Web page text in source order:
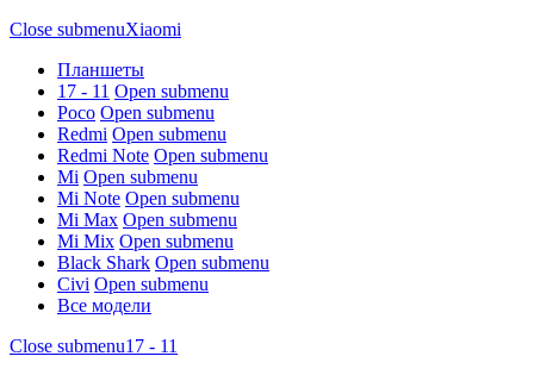
Close submenuXiaomi
Планшеты
17 - 11 Open submenu
Poco Open submenu
Redmi Open submenu
Redmi Note Open submenu
Mi Open submenu
Mi Note Open submenu
Mi Max Open submenu
Mi Mix Open submenu
Black Shark Open submenu
Civi Open submenu
Все модели
Close submenu17 - 11